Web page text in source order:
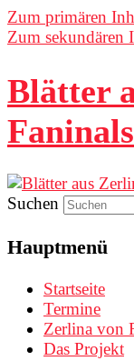
Zum primären
Zum sekundären
Blätter
Suchen
Hauptmenü
Startseite
Termine
Zerlina von
Das Projekt